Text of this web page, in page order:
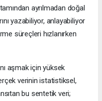
ayrılmadan doğal
yazabiliyor, anlayabiliyor
süreçleri hızlanırken
aşmak için yüksek
verinin istatistiksel,
bu sentetik veri;